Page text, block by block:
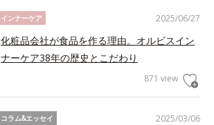
2025/06/27
インナーケア
化粧品会社が食品を作る理由。オルビスイン
ナーケア38年の歴史とこだわり
871 view
2025/03/06
コラム&エッセイ